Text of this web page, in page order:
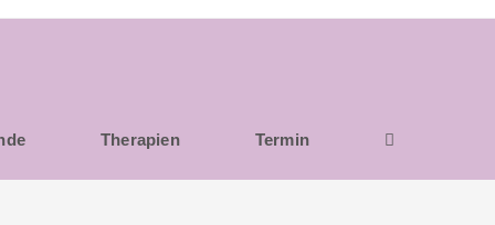
Therapien Termin